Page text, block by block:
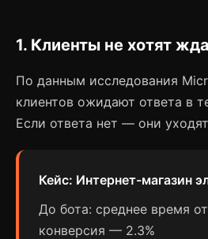
1. Клиенты не хотят
По данным исследования
клиентов ожидают ответа в
Если ответа нет — они
Кейс: Интернет-магазин
До бота: среднее время
конверсия — 2.3%